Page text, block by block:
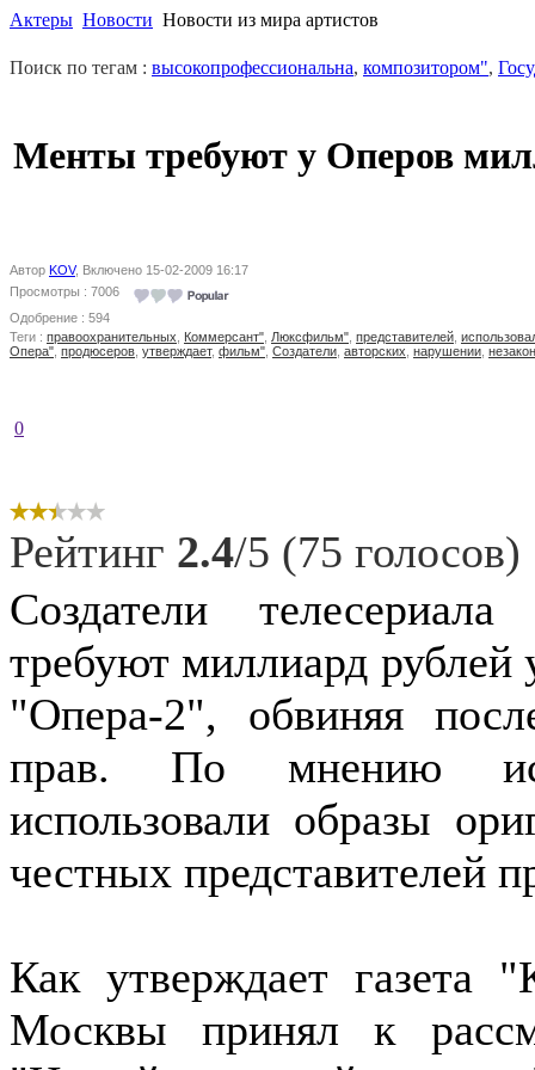
Актеры Новости Новости из мира артистов
Поиск по тегам : высокопрофессиональна, композитором",
Менты требуют у Оперов
Автор KOV, Включено 15-02-2009 16:17
Просмотры : 7006
Одобрение : 594
Теги : правоохранительных Коммерсант" Люксфильм" представителей
Опера" продюсеров утверждает, фильм" Создатели авторских нарушении
0
Рейтинг 2.4/5 (75 голосов)
Создатели
требуют миллиард
"Опера-2", обвиняя
прав. По мнению
использовали образы
честных представителей
Как утверждает газета
Москвы принял к